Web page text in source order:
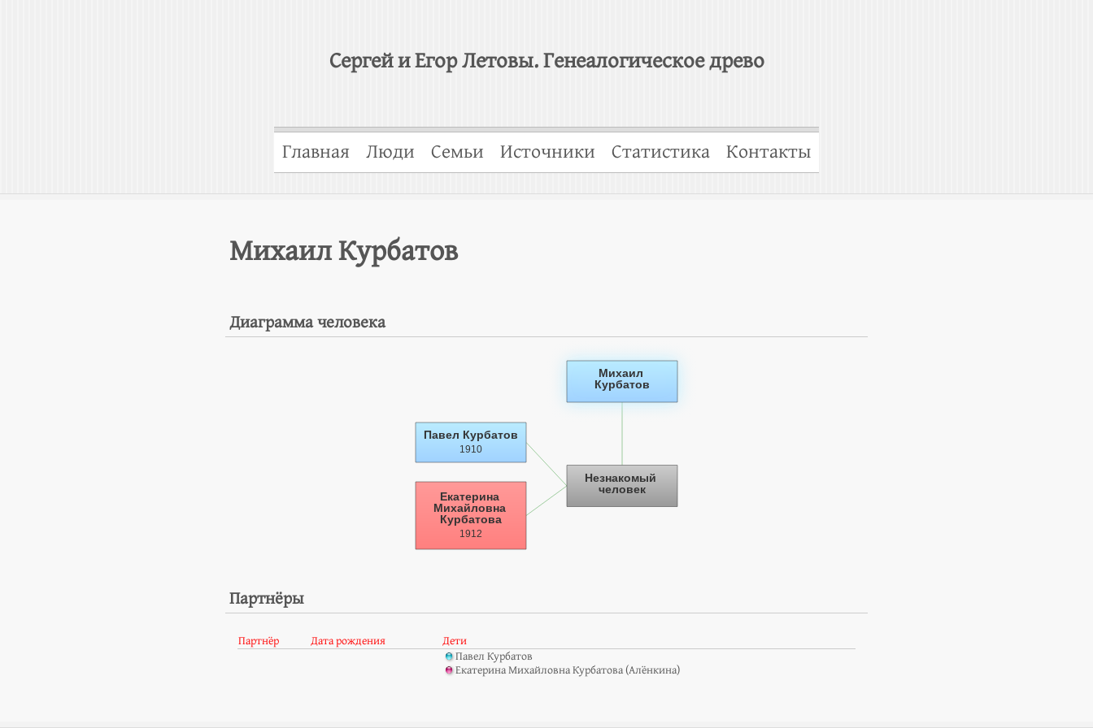
Сергей и Егор Летовы. Генеалогическое древо
Главная Люди Семьи Источники Статистика Контакты
Михаил Курбатов
Диаграмма человека
Партнёры
Партнёр Дата рождения
Дети
Павел Курбатов
Екатерина Михайловна Курбатова (Алёнкина)